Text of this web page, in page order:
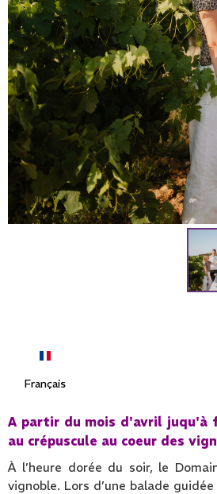
Français
A partir du mois d'avril juqu'à
au crépuscule au coeur des
À l’heure dorée du soir, le
vignoble. Lors d’une balade